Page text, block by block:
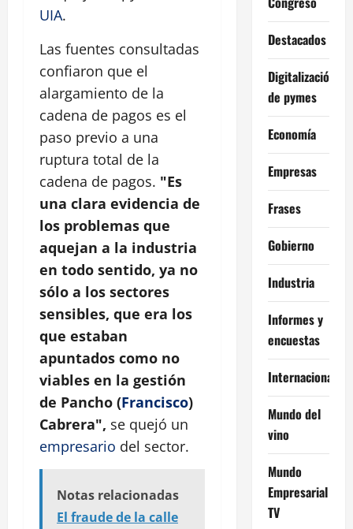
UIA.
Las fuentes consultadas
confiaron que el
alargamiento de la
cadena de pagos es el
paso previo a una
ruptura total de la
cadena de pagos. "Es
una clara evidencia de
los problemas que
aquejan a la industria
en todo sentido, ya no
sólo a los sectores
sensibles, que era los
que estaban
apuntados como no
viables en la gestión
de Pancho (Francisco)
Cabrera", se quejó un
empresario del sector.
Notas relacionadas
El fraude de la calle
Destacados
Digitalización
de pymes
Economía
Empresas
Frases
Gobierno
Industria
Informes y
encuestas
Internacional
Mundo del
vino
Mundo
Empresarial
TV